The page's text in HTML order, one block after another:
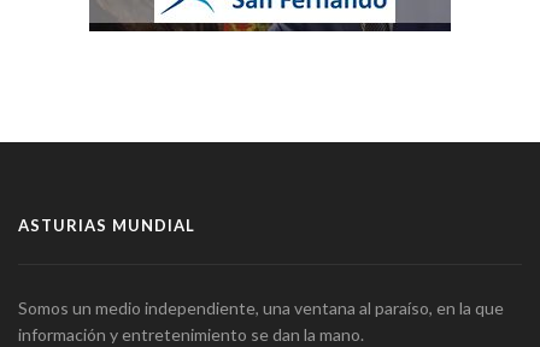
ASTURIAS MUNDIAL
Somos un medio independiente, una ventana al paraíso, en la que
información y entretenimiento se dan la mano.